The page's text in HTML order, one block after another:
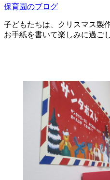
保育園のブログ
子どもたちは、クリスマス製
お手紙を書いて楽しみに過ご